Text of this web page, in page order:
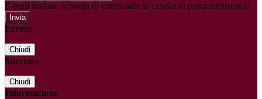
E-mail inviata, si prega di controllare la casella di posta elettronica!
Errore
Chiudi
Successo
Chiudi
Informazione